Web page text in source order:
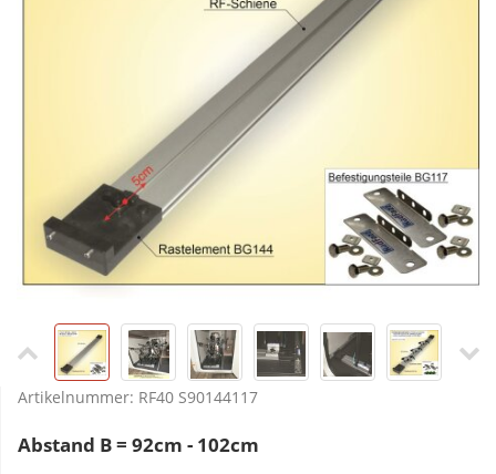
Artikelnummer: RF40 S90144117
Abstand B = 92cm - 102cm